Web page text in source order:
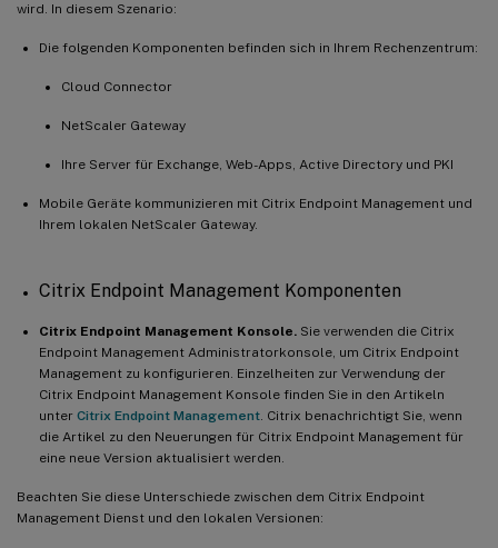
wird. In diesem Szenario:
Die folgenden Komponenten befinden sich in Ihrem Rechenzentrum:
Cloud Connector
NetScaler Gateway
Ihre Server für Exchange, Web-Apps, Active Directory und PKI
Mobile Geräte kommunizieren mit Citrix Endpoint Management und
Ihrem lokalen NetScaler Gateway.
Citrix Endpoint Management Komponenten
Citrix Endpoint Management Konsole. Sie verwenden die Citrix
Endpoint Management Administratorkonsole, um Citrix Endpoint
Management zu konfigurieren. Einzelheiten zur Verwendung der
Citrix Endpoint Management Konsole finden Sie in den Artikeln
unter Citrix Endpoint Management. Citrix benachrichtigt Sie, wenn
die Artikel zu den Neuerungen für Citrix Endpoint Management für
eine neue Version aktualisiert werden.
Beachten Sie diese Unterschiede zwischen dem Citrix Endpoint
Management Dienst und den lokalen Versionen: